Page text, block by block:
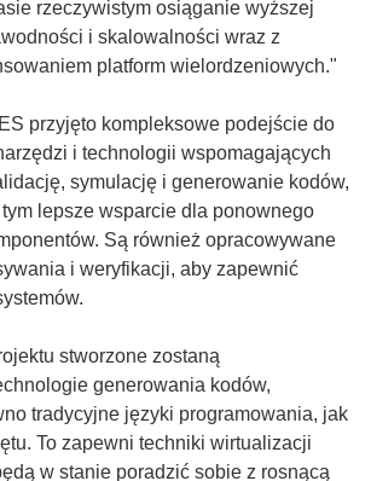
rzeczywistym osiąganie wyższej
i skalowalności wraz z
platform wielordzeniowych."
przyjęto kompleksowe podejście do
i technologii wspomagających
symulację i generowanie kodów,
lepsze wsparcie dla ponownego
Są również opracowywane
i weryfikacji, aby zapewnić
stworzone zostaną
generowania kodów,
tradycyjne języki programowania, jak
To zapewni techniki wirtualizacji
w stanie poradzić sobie z rosnącą